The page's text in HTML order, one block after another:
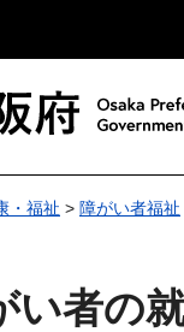
・福祉 > 障がい者福祉
い者の